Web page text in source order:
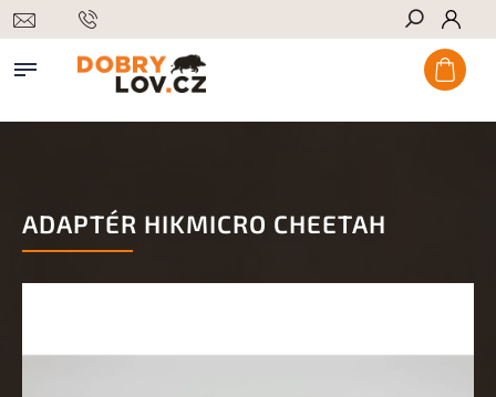
Hledat
ADAPTÉR HIKMICRO CHEETAH